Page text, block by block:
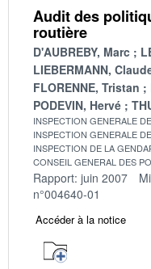
Audit des
routière
D'AUBREBY, Marc
LIEBERMANN,
FLORENNE, Tristan
PODEVIN, Hervé
INSPECTION GENERALE
INSPECTION GENERALE
INSPECTION DE LA
CONSEIL GENERAL DES
Rapport: juin 2007
n°004640-01
Accéder à la notice